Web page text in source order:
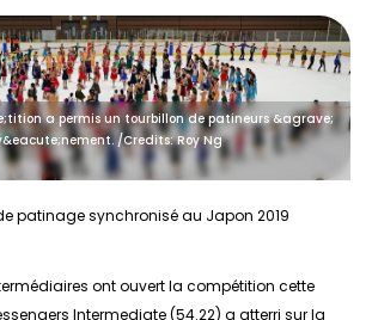
a permis un tourbillon de patineurs &agrave;
/Credits: Roy Ng
patinage synchronisé au Japon 2019
ont ouvert la compétition cette
Intermediate (54.22) a atterri sur la